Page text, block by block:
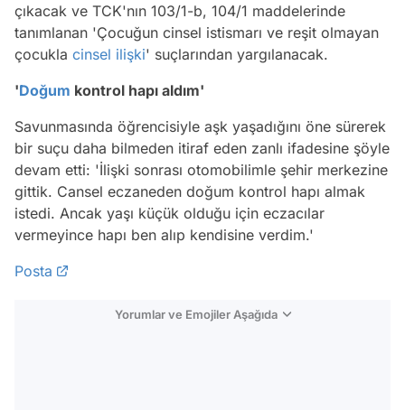
çıkacak ve TCK'nın 103/1-b, 104/1 maddelerinde
tanımlanan 'Çocuğun cinsel istismarı ve reşit olmayan
çocukla cinsel ilişki' suçlarından yargılanacak.
'Doğum kontrol hapı aldım'
Savunmasında öğrencisiyle aşk yaşadığını öne sürerek
bir suçu daha bilmeden itiraf eden zanlı ifadesine şöyle
devam etti: 'İlişki sonrası otomobilimle şehir merkezine
gittik. Cansel eczaneden doğum kontrol hapı almak
istedi. Ancak yaşı küçük olduğu için eczacılar
vermeyince hapı ben alıp kendisine verdim.'
Posta
Yorumlar ve Emojiler Aşağıda